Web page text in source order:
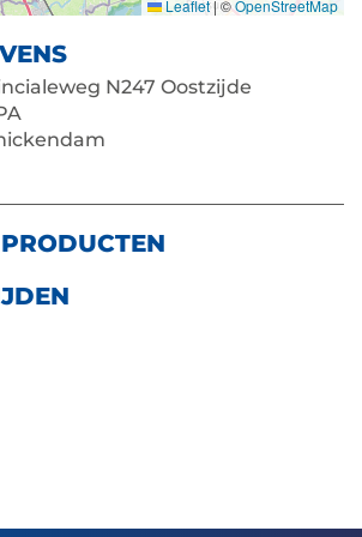
Leaflet|©OpenStreetMap
N247 Oostzijde